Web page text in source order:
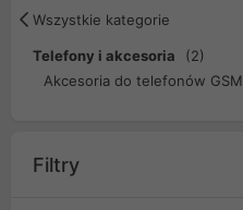
Wszystkie kategorie
Telefony i akcesoria
(2)
Akcesoria do telefonów GSM
Filtry